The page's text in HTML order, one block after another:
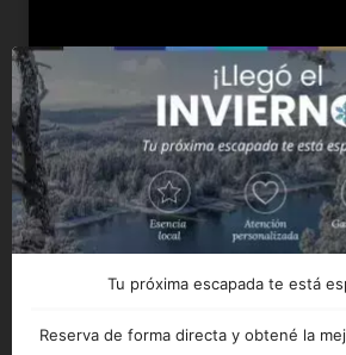
Tu próxima escapada te está
Reserva de forma directa y obtené la
La Escondida Casa de
Spa